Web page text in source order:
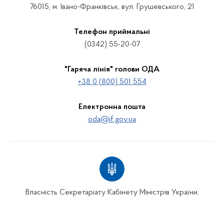
76015, м. Івано-Франківськ, вул. Грушевського, 21
Телефон приймальні
(0342) 55-20-07
"Гаряча лінія" голови ОДА
+38 0 (800) 501 554
Електронна пошта
oda@if.gov.ua
Власність Секретаріату Кабінету Міністрів України.